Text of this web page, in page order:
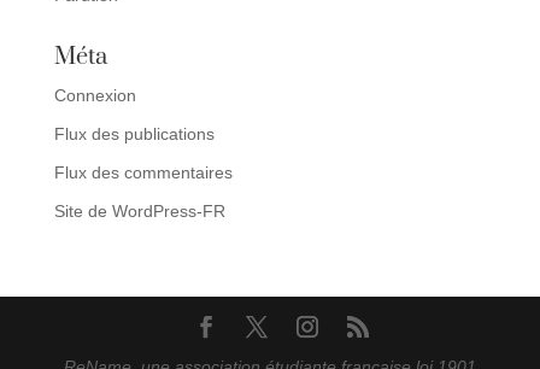
Méta
Connexion
Flux des publications
Flux des commentaires
Site de WordPress-FR